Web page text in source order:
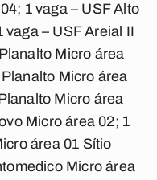
1 vaga – USF Alto
– USF Areial II
Micro área
Micro área
Micro área
Micro área 02; 1
área 01 Sítio
Micro área